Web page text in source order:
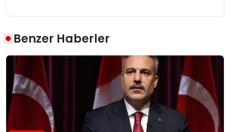
Benzer Haberler